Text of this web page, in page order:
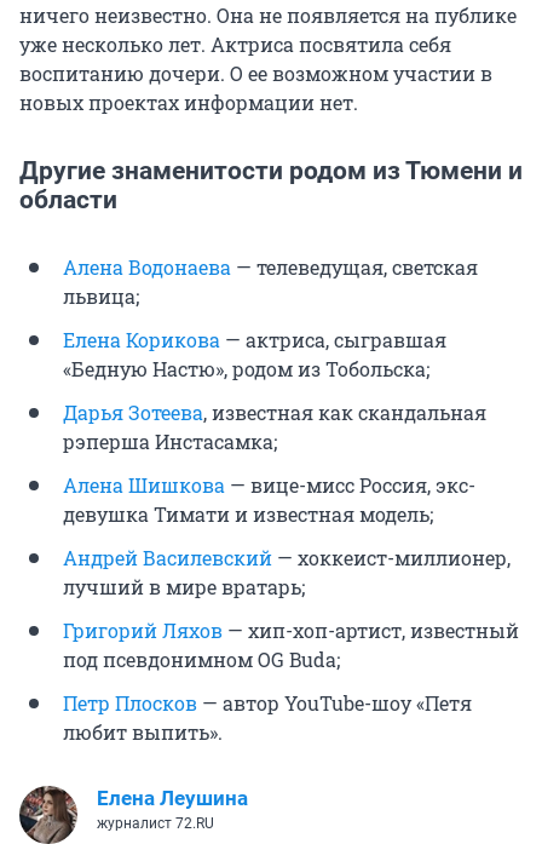
ничего неизвестно. Она не появляется на публике
уже несколько лет. Актриса посвятила себя
воспитанию дочери. О ее возможном участии в
новых проектах информации нет.
Другие знаменитости родом из Тюмени и
области
Алена Водонаева — телеведущая, светская
львица;
Елена Корикова — актриса, сыгравшая
«Бедную Настю», родом из Тобольска;
Дарья Зотеева, известная как скандальная
рэперша Инстасамка;
Алена Шишкова — вице-мисс Россия, экс-
девушка Тимати и известная модель;
Андрей Василевский — хоккеист-миллионер,
лучший в мире вратарь;
Григорий Ляхов — хип-хоп-артист, известный
под псевдонимном OG Buda;
Петр Плосков — автор YouTube-шоу «Петя
любит выпить».
Елена Леушина
журналист 72.RU